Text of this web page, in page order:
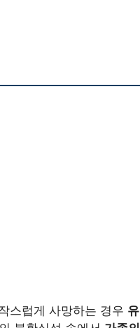
스럽게 사망하는 경우 유